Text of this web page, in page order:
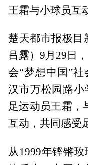
王霜与小球员互
楚天都市报极目
吕露）9月29日
会“梦想中国”
汉市万松园路小
足运动员王霜，
互动，共同感受
从1999年铿锵